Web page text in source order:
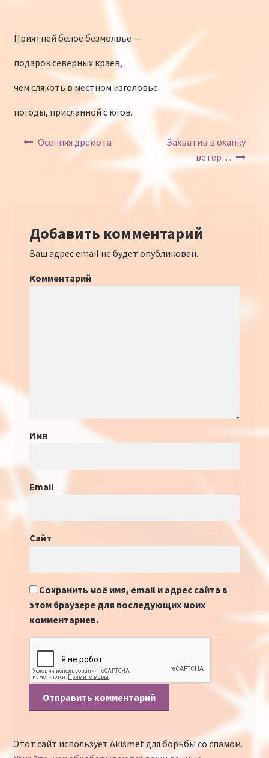
Приятней белое безмолвье —
подарок северных краев,
чем слякоть в местном изголовье
погоды, присланной с югов.
Навигация по записям
Осенняя дремота
Захватив в охапку
ветер…
Добавить комментарий
Ваш адрес email не будет опубликован.
Комментарий
Имя
Email
Сайт
Сохранить моё имя, email и адрес сайта в
этом браузере для последующих моих
комментариев.
Этот сайт использует Akismet для борьбы со спамом.